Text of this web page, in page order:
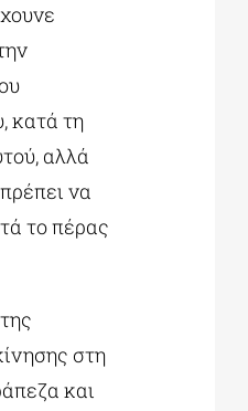
κατά τη
αλλά
να
το πέρας
στη
και